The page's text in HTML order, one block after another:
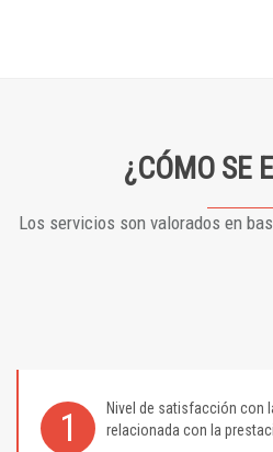
¿CÓMO SE
Los servicios son valorados en
1 Nivel de satisfacción con
relacionada con la